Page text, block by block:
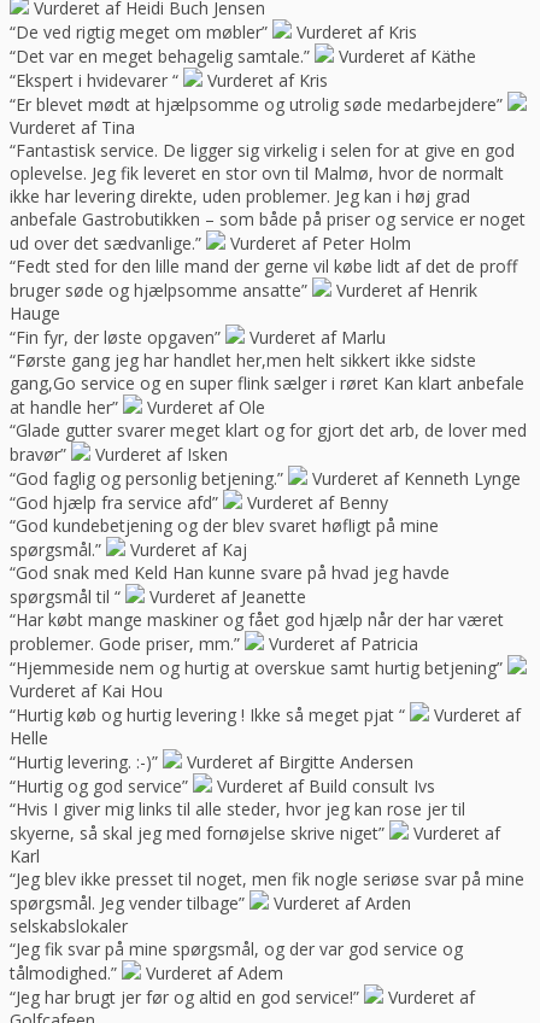
Vurderet af Heidi Buch Jensen
“De ved rigtig meget om møbler”
Vurderet af Kris
“Det var en meget behagelig samtale.”
Vurderet af Käthe
“Ekspert i hvidevarer “
Vurderet af Kris
“Er blevet mødt at hjælpsomme og utrolig søde medarbejdere”
Vurderet af Tina
“Fantastisk service. De ligger sig virkelig i selen for at give en god
oplevelse. Jeg fik leveret en stor ovn til Malmø, hvor de normalt
ikke har levering direkte, uden problemer. Jeg kan i høj grad
anbefale Gastrobutikken – som både på priser og service er noget
ud over det sædvanlige.”
Vurderet af Peter Holm
“Fedt sted for den lille mand der gerne vil købe lidt af det de proff
bruger søde og hjælpsomme ansatte”
Vurderet af Henrik
Hauge
“Fin fyr, der løste opgaven”
Vurderet af Marlu
“Første gang jeg har handlet her,men helt sikkert ikke sidste
gang,Go service og en super flink sælger i røret Kan klart anbefale
at handle her”
Vurderet af Ole
“Glade gutter svarer meget klart og for gjort det arb, de lover med
bravør”
Vurderet af Isken
“God faglig og personlig betjening.”
Vurderet af Kenneth Lynge
“God hjælp fra service afd”
Vurderet af Benny
“God kundebetjening og der blev svaret høfligt på mine
spørgsmål.”
Vurderet af Kaj
“God snak med Keld Han kunne svare på hvad jeg havde
spørgsmål til “
Vurderet af Jeanette
“Har købt mange maskiner og fået god hjælp når der har været
problemer. Gode priser, mm.”
Vurderet af Patricia
“Hjemmeside nem og hurtig at overskue samt hurtig betjening”
Vurderet af Kai Hou
“Hurtig køb og hurtig levering ! Ikke så meget pjat “
Vurderet af
Helle
“Hurtig levering. :-)”
Vurderet af Birgitte Andersen
“Hurtig og god service”
Vurderet af Build consult Ivs
“Hvis I giver mig links til alle steder, hvor jeg kan rose jer til
skyerne, så skal jeg med fornøjelse skrive niget”
Vurderet af
Karl
“Jeg blev ikke presset til noget, men fik nogle seriøse svar på mine
spørgsmål. Jeg vender tilbage”
Vurderet af Arden
selskabslokaler
“Jeg fik svar på mine spørgsmål, og der var god service og
tålmodighed.”
Vurderet af Adem
“Jeg har brugt jer før og altid en god service!”
Vurderet af